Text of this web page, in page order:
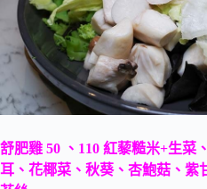
舒肥雞 50 、110 紅藜糙米+生菜
耳、花椰菜、秋葵、杏鮑菇、紫